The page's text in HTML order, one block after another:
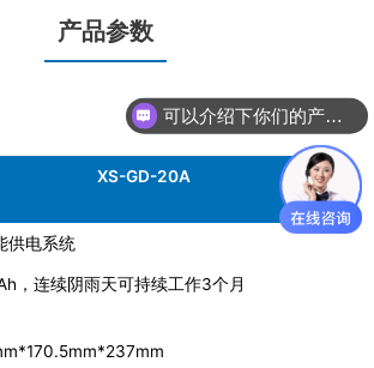
产品参数
XS-GD-20A
供电系统
，连续阴雨天可持续工作3个月
可以介绍下你们的产品么